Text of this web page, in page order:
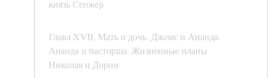
князь Сенжер
Глава XVII. Мать и дочь. Джемс и Ананда.
Ананда и пасторша. Жизненные планы
Николая и Дории